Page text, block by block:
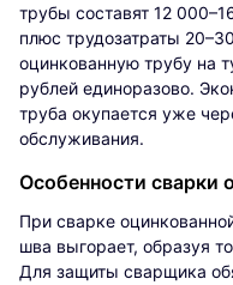
трубы составят 12
плюс трудозатраты
оцинкованную трубу на
рублей единоразово.
труба окупается уже
обслуживания.
Особенности сварки
При сварке
шва выгорает, образуя
Для защиты сварщика